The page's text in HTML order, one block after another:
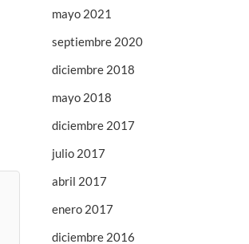
mayo 2021
septiembre 2020
diciembre 2018
mayo 2018
diciembre 2017
julio 2017
abril 2017
enero 2017
diciembre 2016